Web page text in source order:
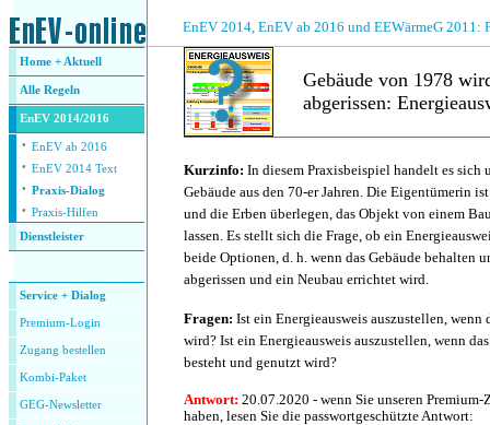
EnEV 2014, EnEV ab 2016 und EEWärmeG 2011:
Home + Aktuell
Alle Regeln
EnEV 2014/2016
· EnEV ab 2016
· EnEV 2014 Text
· Praxis-Dialog
· Praxis-Hilfen
Dienstleister
Service + Dialog
Premium-Login
Zugang bestellen
Kombi-Paket
GEG-Newsletter
Gebäude von 1978
abgerissen:
Kurzinfo: In diesem Praxisbeispiel handelt es sich
Gebäude aus den 70-er Jahren. Die Eigentümerin
und die Erben überlegen, das Objekt von einem
lassen. Es stellt sich die Frage, ob ein
beide Optionen, d. h. wenn das Gebäude behalten
abgerissen und ein Neubau errichtet wird.
Fragen: Ist ein Energieausweis auszustellen, wenn
wird? Ist ein Energieausweis auszustellen, wenn
besteht und genutzt wird?
Antwort: 20.07.2020 - wenn Sie unseren
haben, lesen Sie die passwortgeschützte Antwort: